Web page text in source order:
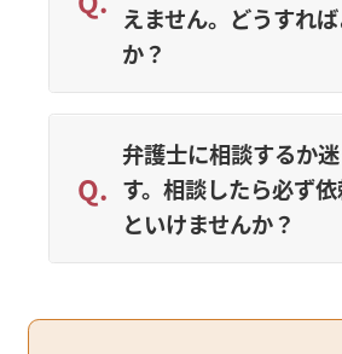
えません。どうすれ
か？
弁護士に相談するか
す。相談したら必ず
といけませんか？